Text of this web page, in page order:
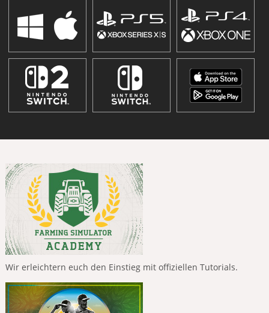
Wir erleichtern euch den Einstieg mit offiziellen Tutorials.